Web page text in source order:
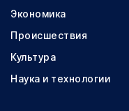
Экономика
Происшествия
Культура
Наука и технологии